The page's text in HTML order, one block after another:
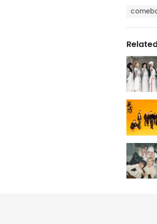
r
i
e
s
:
: